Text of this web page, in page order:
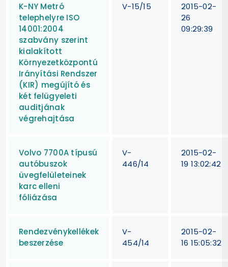
K-NY Metró
telephelyre ISO
14001:2004
szabvány szerint
kialakított
Környezetközpontú
Irányítási Rendszer
(KIR) megújító és
két felügyeleti
auditjának
végrehajtása
V-15/15
2015-02-
26
09:29:39
Volvo 7700A típusú
autóbuszok
üvegfelületeinek
karc elleni
fóliázása
V-
446/14
2015-02-
19 13:02:42
Rendezvénykellékek
beszerzése
V-
454/14
2015-02-
16 15:05:32